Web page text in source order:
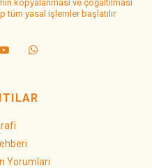
kopyalanması ve çoğaltılması
tüm yasal işlemler başlatılır
Yorumları